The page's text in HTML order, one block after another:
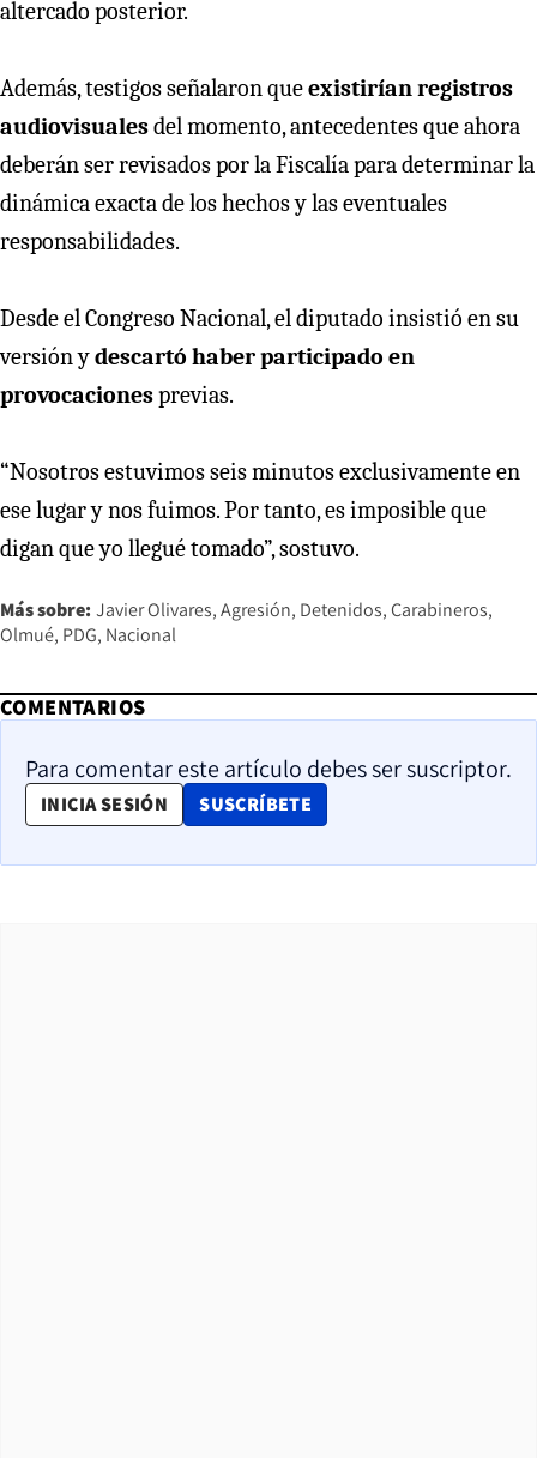
altercado posterior.
Además, testigos señalaron queexistirían registros
audiovisualesdel momento, antecedentes que ahora
deberán ser revisados por la Fiscalía para determinar la
dinámica exacta de los hechos y las eventuales
responsabilidades.
Desde el Congreso Nacional, el diputado insistió en su
versión ydescartó haber participado en
provocacionesprevias.
“Nosotros estuvimos seis minutos exclusivamente en
ese lugar y nos fuimos. Por tanto, es imposible que
digan que yo llegué tomado”, sostuvo.
Más sobre: Javier Olivares Agresión Detenidos Carabineros
Olmué PDG Nacional
COMENTARIOS
Para comentar este artículo debes ser suscriptor.
INICIA SESIÓN SUSCRÍBETE
OPENS IN NEW WINDOW